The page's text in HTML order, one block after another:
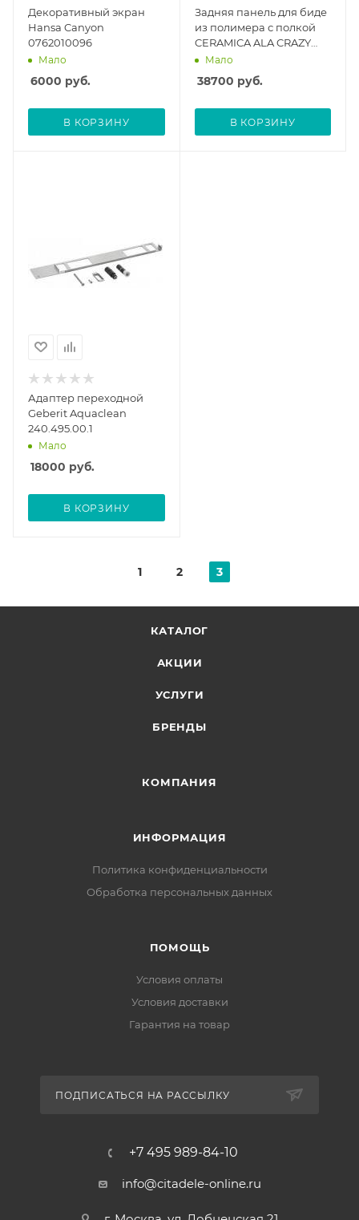
Декоративный экран
Hansa Canyon
0762010096
Мало
6000 руб.
В КОРЗИНУ
Задняя панель для биде
из полимера с полкой
CERAMICA ALA CRAZY
1050х365 см 25GRB
Мало
38700 руб.
В КОРЗИНУ
Адаптер переходной
Geberit Aquaclean
240.495.00.1
Мало
18000 руб.
В КОРЗИНУ
1 2 3
КАТАЛОГ
АКЦИИ
УСЛУГИ
БРЕНДЫ
КОМПАНИЯ
ИНФОРМАЦИЯ
Политика конфиденциальности
Обработка персональных данных
ПОМОЩЬ
Условия оплаты
Условия доставки
Гарантия на товар
ПОДПИСАТЬСЯ НА РАССЫЛКУ
+7 495 989-84-10
info@citadele-online.ru